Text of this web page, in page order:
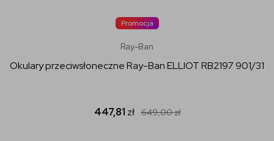
Promocja
Ray-Ban
Okulary przeciwsłoneczne Ray-Ban ELLIOT RB2197 901/31
447,81 zł 649,00zł